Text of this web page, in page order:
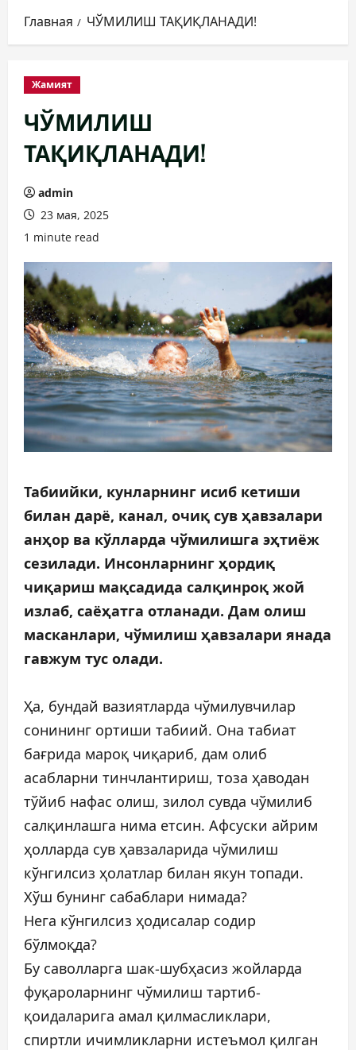
Главная ЧЎМИЛИШ ТАҚИҚЛАНАДИ!
Жамият
ЧЎМИЛИШ
ТАҚИҚЛАНАДИ!
admin
23 мая, 2025
1 minute read
Табиийки, кунларнинг исиб кетиши
билан дарё, канал, очиқ сув ҳавзалари
анҳор ва кўлларда чўмилишга эҳтиёж
сезилади. Инсонларнинг ҳордиқ
чиқариш мақсадида салқинроқ жой
излаб, саёҳатга отланади. Дам олиш
масканлари, чўмилиш ҳавзалари янада
гавжум тус олади.
Ҳа, бундай вазиятларда чўмилувчилар
сонининг ортиши табиий. Она табиат
бағрида мароқ чиқариб, дам олиб
асабларни тинчлантириш, тоза ҳаводан
тўйиб нафас олиш, зилол сувда чўмилиб
салқинлашга нима етсин. Афсуски айрим
ҳолларда сув ҳавзаларида чўмилиш
кўнгилсиз ҳолатлар билан якун топади.
Хўш бунинг сабаблари нимада?
Нега кўнгилсиз ҳодисалар содир
бўлмоқда?
Бу саволларга шак-шубҳасиз жойларда
фуқароларнинг чўмилиш тартиб-
қоидаларига амал қилмасликлари,
спиртли ичимликларни истеъмол қилган